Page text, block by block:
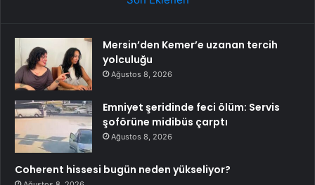
Mersin’den Kemer’e uzanan tercih
yolculuğu
Ağustos 8, 2026
Emniyet şeridinde feci ölüm: Servis
şoförüne midibüs çarptı
Ağustos 8, 2026
Coherent hissesi bugün neden yükseliyor?